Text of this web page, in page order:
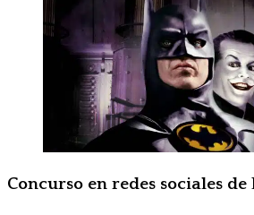
Concurso en redes sociales de